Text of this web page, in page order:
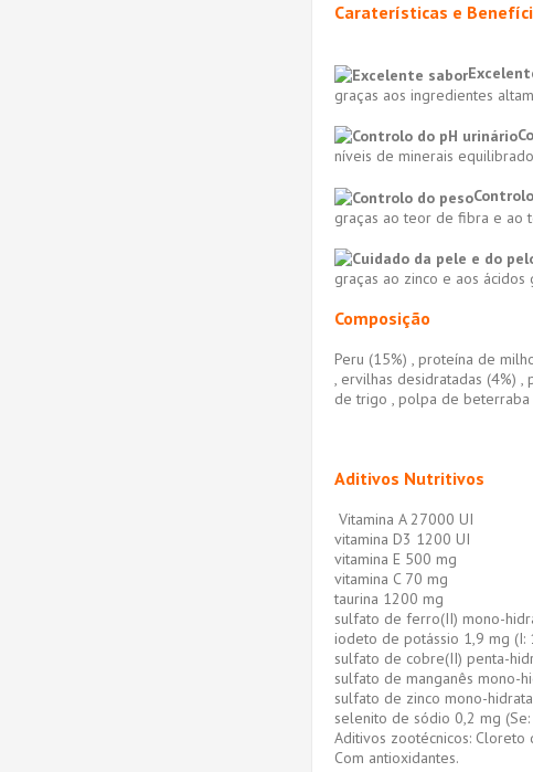
Caraterísticas e
graças aos ingredientes
níveis de minerais
graças ao teor de fibra e ao
graças ao zinco e aos
Composição
Peru (15%) , proteína de
, ervilhas desidratadas (4%) ,
de trigo , polpa de beterraba
Aditivos Nutritivos
Vitamina A 27000 UI
vitamina D3 1200 UI
vitamina E 500 mg
vitamina C 70 mg
taurina 1200 mg
sulfato de ferro(II) mono-
iodeto de potássio 1,9 mg (I:
sulfato de cobre(II) penta-
sulfato de manganês mono-
sulfato de zinco mono-
selenito de sódio 0,2 mg (Se:
Aditivos zootécnicos: Cloreto
Com antioxidantes.